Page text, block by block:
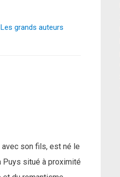
Les grands auteurs
son fils, est né le
Puys situé à proximité